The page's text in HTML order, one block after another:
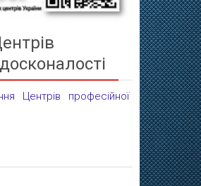
Центрів професійної